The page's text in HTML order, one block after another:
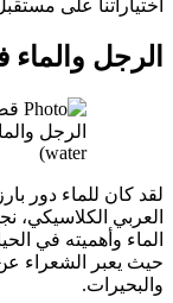
اختياراتنا على
الرجل
لقد كان للماء دور
العربي الكلاسيكي،
الماء وأهميته في
حيث يعبر الشعراء
والبحيرات.